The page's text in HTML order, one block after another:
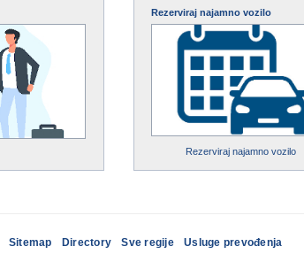
Rezerviraj najamno vozilo
Rezerviraj najamno vozilo
Sitemap Directory Sve regije Usluge prevođenja